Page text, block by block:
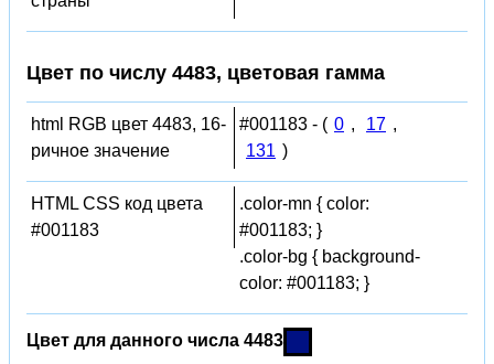
Цвет по числу 4483, цветовая гамма
html RGB цвет 4483, 16-
ричное значение
#001183 - ( 0 , 17 ,
131 )
HTML CSS код цвета
#001183
.color-mn { color:
#001183; }
.color-bg { background-
color: #001183; }
Цвет для данного числа 4483